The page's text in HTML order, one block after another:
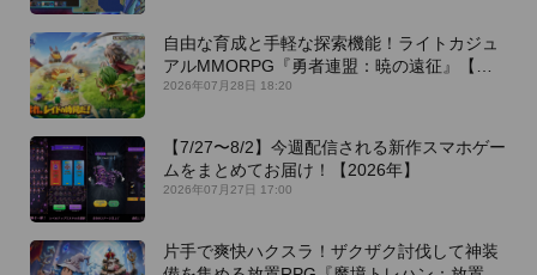
自由な育成と手軽な探索機能！ライトカジュ
アルMMORPG『勇者連盟：暁の遠征』【最
新作PICKUP】
2026年07月28日 18:20
【7/27〜8/2】今週配信される新作スマホゲー
ムをまとめてお届け！【2026年】
2026年07月27日 17:00
片手で爽快ハクスラ！ザクザク討伐して神装